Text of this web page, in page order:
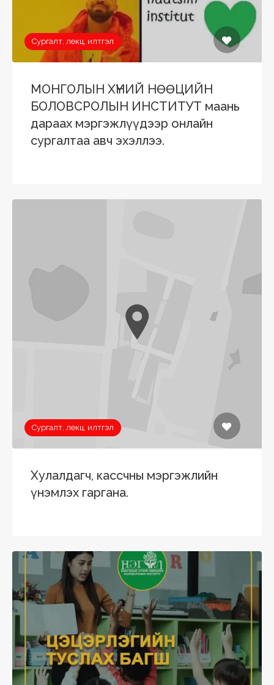
Сургалт, лекц, илтгэл
МОНГОЛЫН ХҮНИЙ НӨӨЦИЙН
БОЛОВСРОЛЫН ИНСТИТУТ маань
дараах мэргэжлүүдээр онлайн
сургалтаа авч эхэллээ.
Сургалт, лекц, илтгэл
Хулалдагч, кассчны мэргэжлийн
үнэмлэх гаргана.